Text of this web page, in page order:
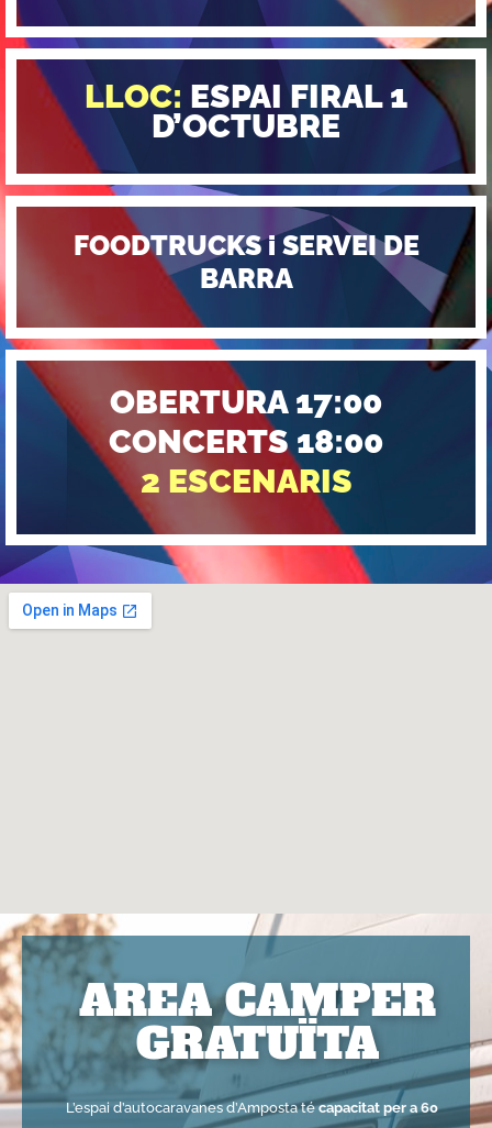
LLOC: ESPAI FIRAL 1
D’OCTUBRE
FOODTRUCKS i SERVEI DE
BARRA
OBERTURA 17:00
CONCERTS 18:00
2 ESCENARIS
AREA CAMPER
GRATUÏTA
L’espai d’autocaravanes d’Amposta técapacitat per a 60